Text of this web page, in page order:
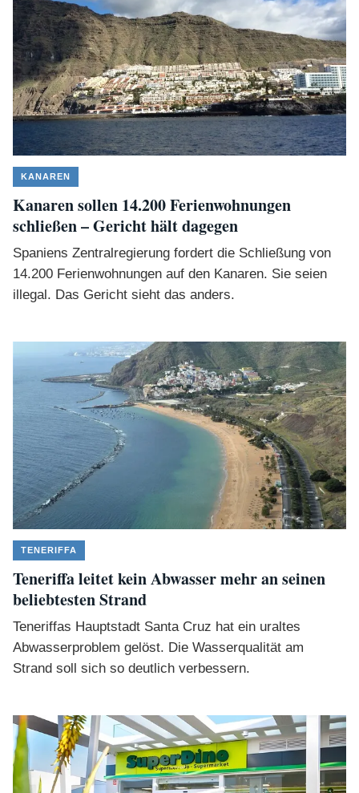
KANAREN
Kanaren sollen 14.200 Ferienwohnungen
schließen – Gericht hält dagegen
Spaniens Zentralregierung fordert die Schließung von
14.200 Ferienwohnungen auf den Kanaren. Sie seien
illegal. Das Gericht sieht das anders.
TENERIFFA
Teneriffa leitet kein Abwasser mehr an seinen
beliebtesten Strand
Teneriffas Hauptstadt Santa Cruz hat ein uraltes
Abwasserproblem gelöst. Die Wasserqualität am
Strand soll sich so deutlich verbessern.